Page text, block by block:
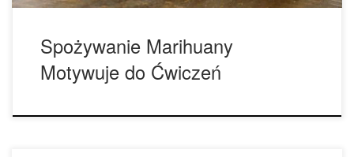
Spożywanie Marihuany
Motywuje do Ćwiczeń